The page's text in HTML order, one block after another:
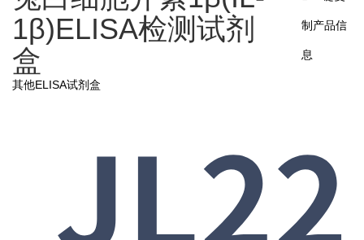
1β)ELISA检测试剂
盒
制产品信
息
其他ELISA试剂盒